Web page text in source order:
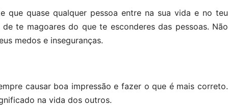
que quase qualquer pessoa entre na sua vida e no teu
te magoares do que te esconderes das pessoas. Não
medos e inseguranças.
causar boa impressão e fazer o que é mais correto.
na vida dos outros.